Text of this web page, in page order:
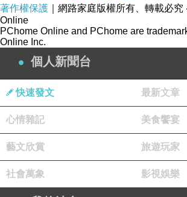
著作權保護 ｜網路家庭版權所有、轉載必究
Online
PChome Online and PChome are
Online Inc.
個人新聞台
快速發文 最新文章
心情雜記 美食饗宴
藝文欣賞 旅遊玩家
社會萬象 影視娛樂